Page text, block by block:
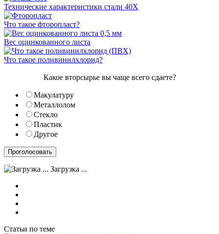
Технические характеристики стали 40Х
Что такое фторопласт?
Вес оцинкованного листа
Что такое поливинилхлорид?
Какое вторсырье вы чаще всего сдаете?
Макулатуру
Металлолом
Стекло
Пластик
Другое
Загрузка ...
Статьи по теме